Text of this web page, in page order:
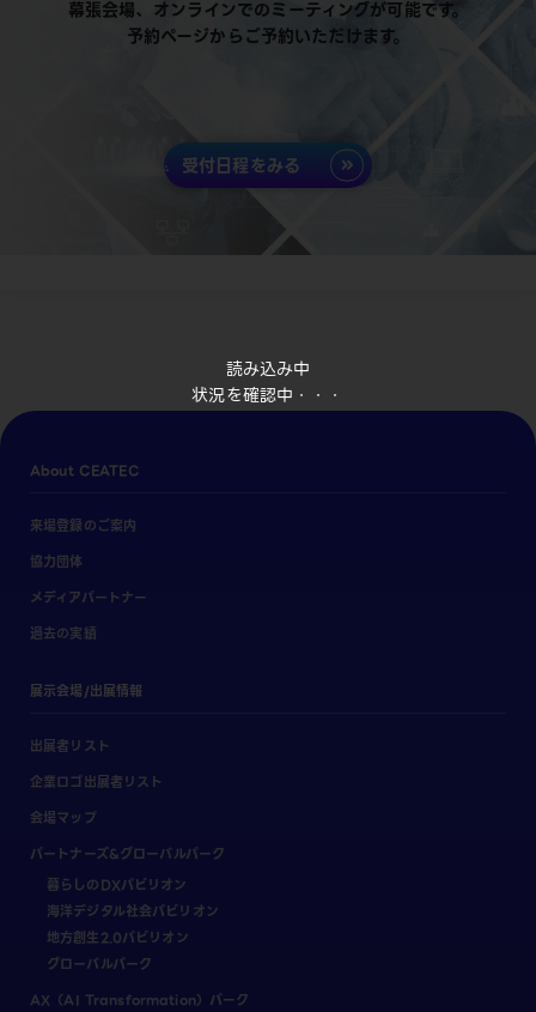
読み込み中
状況を確認中・・・
幕張会場、オンラインでのミーティングが可能です。
予約ページからご予約いただけます。
受付日程をみる
About CEATEC
来場登録のご案内
協力団体
メディアパートナー
過去の実績
展示会場/出展情報
出展者リスト
企業ロゴ出展者リスト
会場マップ
パートナーズ&グローバルパーク
暮らしのDXパビリオン
海洋デジタル社会パビリオン
地方創生2.0パビリオン
グローバルパーク
AX（AI Transformation）パーク